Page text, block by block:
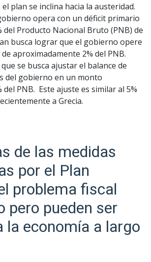
plan se inclina hacia la austeridad.
opera con un déficit primario
del Producto Nacional Bruto (PNB) de
busca lograr que el gobierno opere
aproximadamente 2% del PNB.
se busca ajustar el balance de
del gobierno en un monto
del PNB. Este ajuste es similar al 5%
a Grecia.
de las medidas
por el Plan
problema fiscal
pero pueden ser
la economía a largo